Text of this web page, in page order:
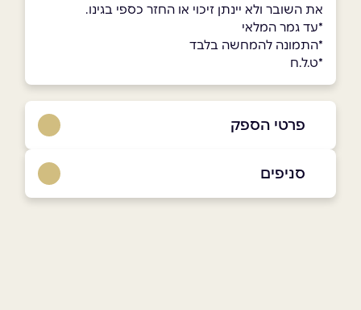
את השובר ולא יינתן זיכוי או החזר כספי בגינו.
*עד גמר המלאי
*התמונה להמחשה בלבד
*ט.ל.ח
פרטי הספק
באתר בפייסבוק באינסטגרם
סניפים